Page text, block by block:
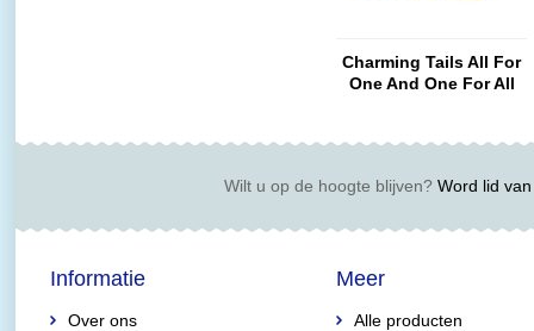
Charming Tails All For
One And One For All
Wilt u op de hoogte blijven?Word lid van
Informatie
Over ons
Meer
Alle producten